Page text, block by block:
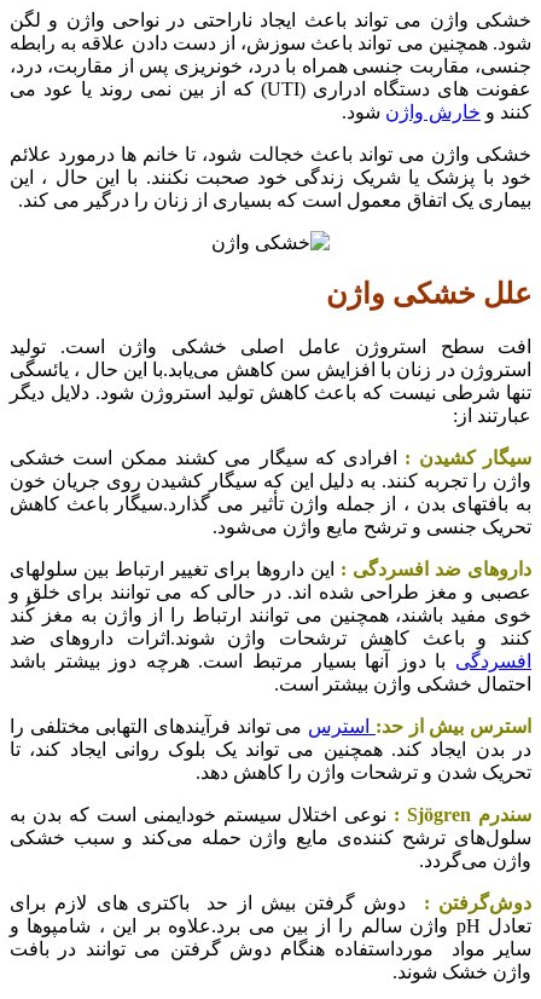
خشکی واژن می تواند باعث ایجاد ناراحتی در نواحی واژن و لگن
شود. همچنین می تواند باعث سوزش، از دست دادن علاقه به رابطه
جنسی، مقاربت جنسی همراه با درد، خونریزی پس از مقاربت، درد،
عفونت های دستگاه ادراری (UTI) که از بین نمی روند یا عود می
کنند و خارش واژن شود.
خشکی واژن می تواند باعث خجالت شود، تا خانم ها درمورد علائم
خود با پزشک یا شریک زندگی خود صحبت نکنند. با این حال ، این
بیماری یک اتفاق معمول است که بسیاری از زنان را درگیر می کند.
علل خشکی واژن
افت سطح استروژن عامل اصلی خشکی واژن است. تولید
استروژن در زنان با افزایش سن کاهش می‌یابد.با این حال ، یائسگی
تنها شرطی نیست که باعث کاهش تولید استروژن شود. دلایل دیگر
عبارتند از:
سیگار کشیدن :
افرادی که سیگار می کشند ممکن است خشکی
واژن را تجربه کنند. به دلیل این که سیگار کشیدن روی جریان خون
به بافتهای بدن ، از جمله واژن تأثیر می گذارد.سیگار باعث کاهش
تحریک جنسی و ترشح مایع واژن می‌شود.
داروهای ضد افسردگی : این داروها برای تغییر ارتباط بین سلولهای
عصبی و مغز طراحی شده اند. در حالی که می توانند برای خلق و
خوی مفید باشند، همچنین می توانند ارتباط را از واژن به مغز کُند
کنند و باعث کاهش ترشحات واژن شوند.اثرات داروهای ضد
افسردگی با دوز آنها بسیار مرتبط است. هرچه دوز بیشتر باشد
احتمال خشکی واژن بیشتر است.
استرس بیش از حد: استرس می تواند فرآیندهای التهابی مختلفی را
در بدن ایجاد کند. همچنین می تواند یک بلوک روانی ایجاد کند، تا
تحریک شدن و ترشحات واژن را کاهش دهد.
سندرم Sjögren :
نوعی اختلال سیستم خودایمنی است که بدن به
سلول‌های ترشح کننده‌ی مایع واژن حمله می‌کند و سبب خشکی
واژن می‌گردد.
دوش‌گرفتن :
دوش گرفتن بیش از حد باکتری های لازم برای
تعادل pH واژن سالم را از بین می برد.علاوه بر این ، شامپوها و
سایر مواد مورداستفاده هنگام دوش گرفتن می توانند در بافت
واژن خشک شوند.